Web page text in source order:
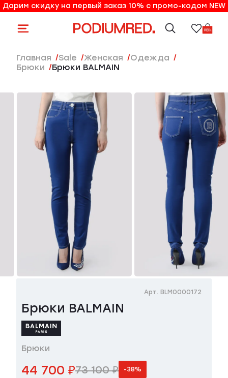
10% на первый заказ по промо-коду NEW
Дарим скидку на первый заказ 10% с промо-кодом NEW
Главная Sale женская
Одежда
Брюки
Брюки BALMAIN
Брюки BALMAIN
Арт. BLM0000172
Брюки
44 700 ₽73 100 ₽ -38%